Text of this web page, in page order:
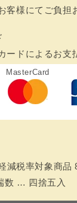
様にてご負担
ードによるお支
MasterCard
減税率対象商品
数 … 四捨五入